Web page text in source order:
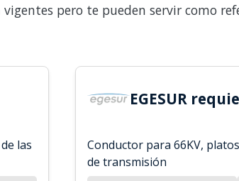
pero te pueden servir como
las
EGESUR
Conductor para 66KV,
de transmisión